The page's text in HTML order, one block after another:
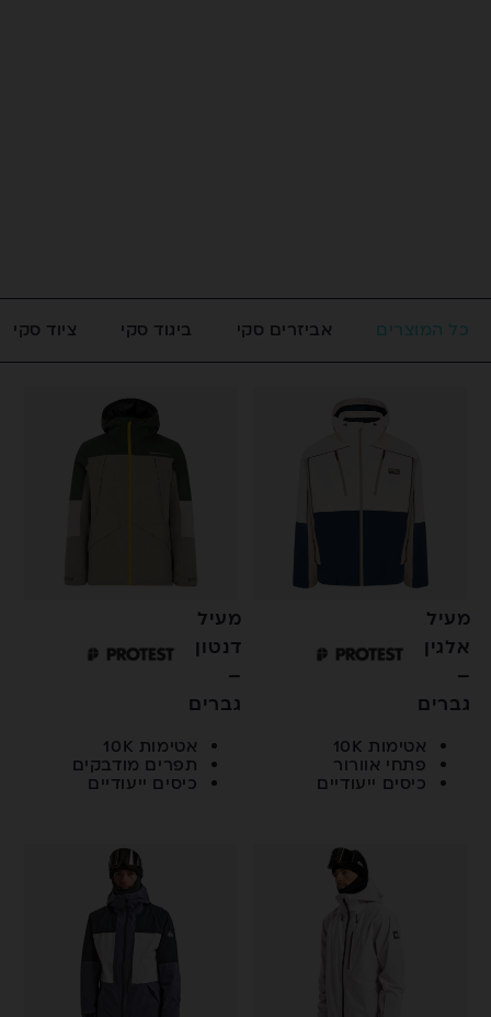
כל המוצרים אביזרים סקי ביגוד סקי ציוד סקי
מעיל
אלגין
–
גברים
אטימות 10K
פתחי אוורור
כיסים ייעודיים
מעיל
דנטון
–
גברים
אטימות 10K
תפרים מודבקים
כיסים ייעודיים